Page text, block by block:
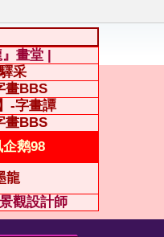
』畫堂 |
采
畫BBS
-字畫譚
畫BBS
鹅98
龍
觀設計師